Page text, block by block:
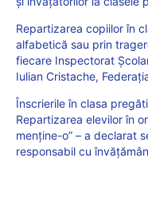
Repartizarea copiilor în
alfabetică sau prin
fiecare Inspectorat
Iulian Cristache,
Înscrierile în clasa
Repartizarea elevilor în
menține-o” – a declarat
responsabil cu